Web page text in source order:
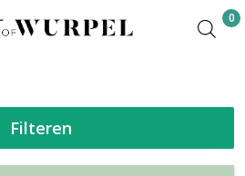
0
Filteren